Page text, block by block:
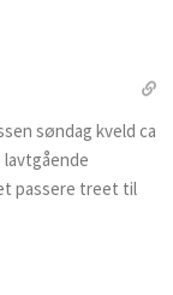
søndag kveld ca
lavtgående
passere treet til